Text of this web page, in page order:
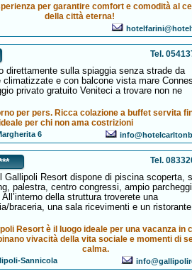
per garantire comfort e comodità al
della città eterna!
Tel.
direttamente sulla spiaggia senza strade da
e con balcone vista mare
privato gratuito Veniteci a trovare non ne
per pers. Ricca colazione a buffet servita
per chi non ama costrizioni
6
Tel.
Gallipoli Resort dispone di piscina scoperta,
palestra, centro congressi, ampio
della struttura troverete una
braceria, una sala ricevimenti e un
Resort è il luogo ideale per una vacanza in
vivacità della vita sociale e momenti di
calma.
Sannicola